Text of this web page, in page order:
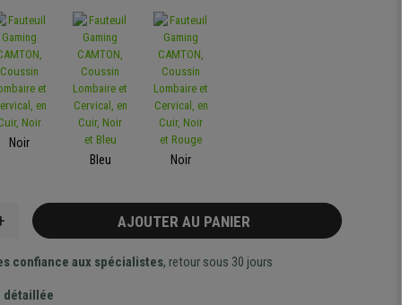
Noir
Bleu
Noir
AJOUTER AU PANIER
confiance aux spécialistes, retour sous 30 jours
détaillée